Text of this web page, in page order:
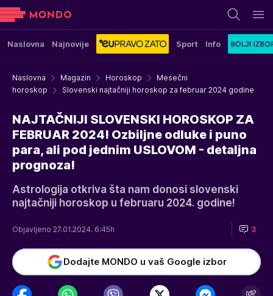
Naslovna Najnovije Sport Info
Naslovna Magazin Horoskop
Mesečni
horoskop
Slovenski najtačniji horoskop za februar 2024 godine
NAJTAČNIJI SLOVENSKI HOROSKOP ZA
FEBRUAR 2024! Ozbiljne odluke i puno
para, ali pod jednim USLOVOM - detaljna
prognoza!
Astrologija otkriva šta nam donosi slovenski
najtačniji horoskop u februaru 2024. godine!
Objavljeno 27.01.2024. 6:45h 3
Dodajte MONDO u vaš Google izbor